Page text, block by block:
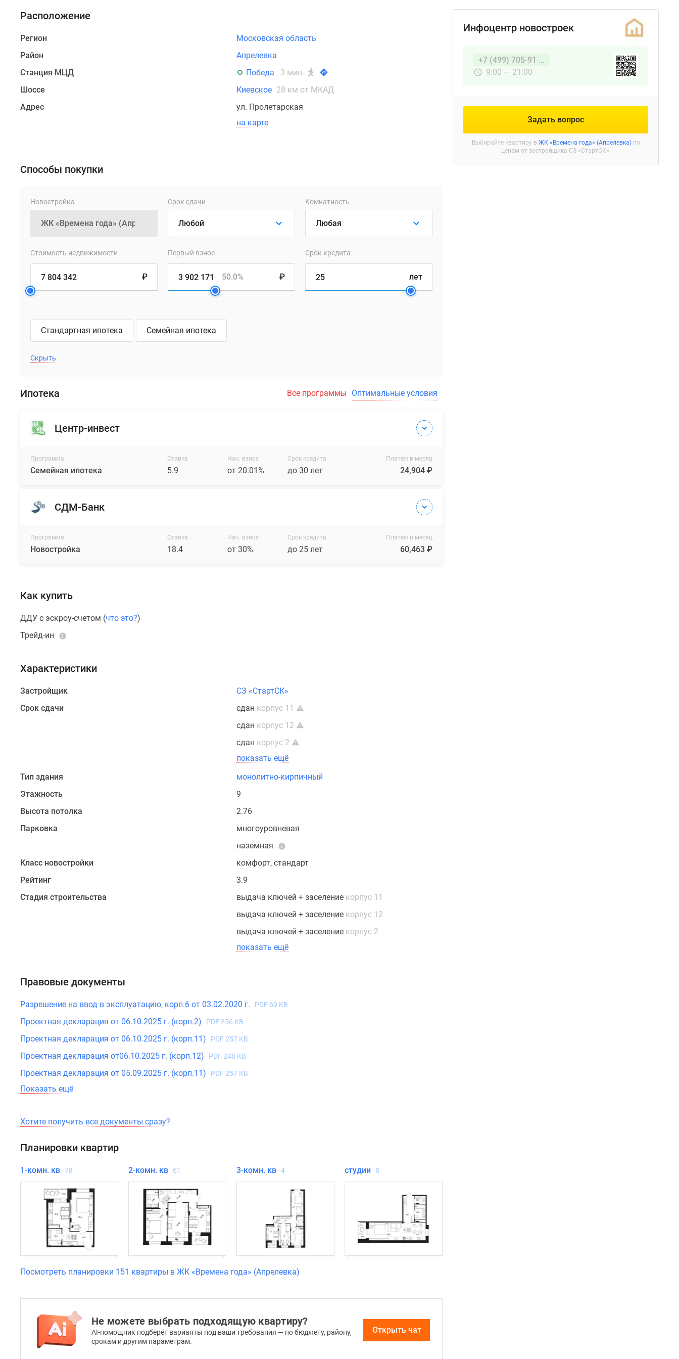
расположен
к
Киевскому
до
железнодорожной
платформы
«Победа»
Локация
удобна
путешествий:
можно
добраться
за
электропоезде,
международный
аэропорт
в
езды
машине.
высотой
этажей
станут
Фасады
клинкерным
кирпичом
коричневого
яркости
добавят
Визуальное
разделение
секций
образ
панорамных
окон
красивый
реализации
лоты
от
студий
до
трехкомнатных.
Во
квартирах
есть
балконы,
кухни,
большие
гостиные
и
гардеробные
помещения.
Представлены
семейные
варианты
дополнительными
и
окнами
стороны.
Расположение
Регион
Московская область
Район
Апрелевка
Станция МЦД
Победа
3 мин.
Шоссе
Киевское 28 км от МКАД
Адрес
ул. Пролетарская
на карте
Способы покупки
Новостройка Срок сдачи Комнатность
Стоимость недвижимости
₽
Первый взнос
₽
50.0%
Срок кредита
лет
Стандартная ипотека Семейная ипотека
Скрыть
Ипотека Все программы Оптимальные условия
Центр-инвест
Программа
Семейная ипотека
Ставка
5.9
Нач. взнос
от 20.01%
Срок кредита
до 30 лет
Платеж в месяц
24,904 ₽
СДМ-Банк
Программа
Новостройка
Ставка
18.4
Нач. взнос
от 30%
Срок кредита
до 25 лет
Платеж в месяц
60,463 ₽
Как купить
ДДУ с эскроу-счетом (что это?)
Трейд-ин
Характеристики
Застройщик
СЗ «СтартСК»
Срок сдачи
сдан корпус 11
сдан корпус 12
сдан корпус 2
показать ещё
Тип здания
монолитно-кирпичный
Этажность
9
Высота потолка
2.76
Парковка
многоуровневая
наземная
Класс новостройки
комфорт, стандарт
Рейтинг
3.9
Стадия строительства
выдача ключей + заселение корпус 11
выдача ключей + заселение корпус 12
выдача ключей + заселение корпус 2
показать ещё
Правовые документы
Разрешение на ввод в эксплуатацию, корп.6 от 03.02.2020 г. PDF 69 KB
Проектная декларация от 06.10.2025 г. (корп.2) PDF 256 KB
Проектная декларация от 06.10.2025 г. (корп.11) PDF 257 KB
Проектная декларация от06.10.2025 г. (корп.12) PDF 248 KB
Проектная декларация от 05.09.2025 г. (корп.11) PDF 257 KB
Показать ещё
Хотите получить все документы сразу?
Планировки квартир
1-комн. кв 78 2-комн. кв 61 3-комн. кв 4 студии 8
Посмотреть планировки 151 квартиры в ЖК «Времена года» (Апрелевка)
Не можете выбрать подходящую квартиру?
AI-помощник подберёт варианты под ваши требования — по бюджету, району,
срокам и другим параметрам.
Открыть чат
Инфоцентр новостроек
+7 (499) 705-91 ...
9:00 — 21:00
Задать вопрос
Выбирайте квартиру в ЖК «Времена года» (Апрелевка)по
ценам от застройщика СЗ «СтартСК».